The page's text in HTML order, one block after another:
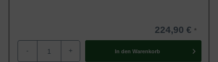
224,90 €
- + In den Warenkorb